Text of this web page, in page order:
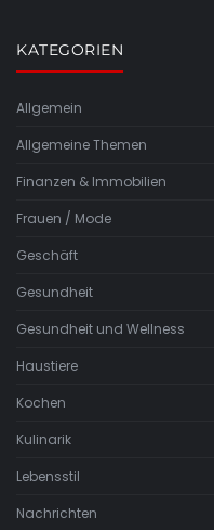
KATEGORIEN
Allgemein
Allgemeine Themen
Finanzen & Immobilien
Frauen / Mode
Geschäft
Gesundheit
Gesundheit und Wellness
Haustiere
Kochen
Kulinarik
Lebensstil
Nachrichten